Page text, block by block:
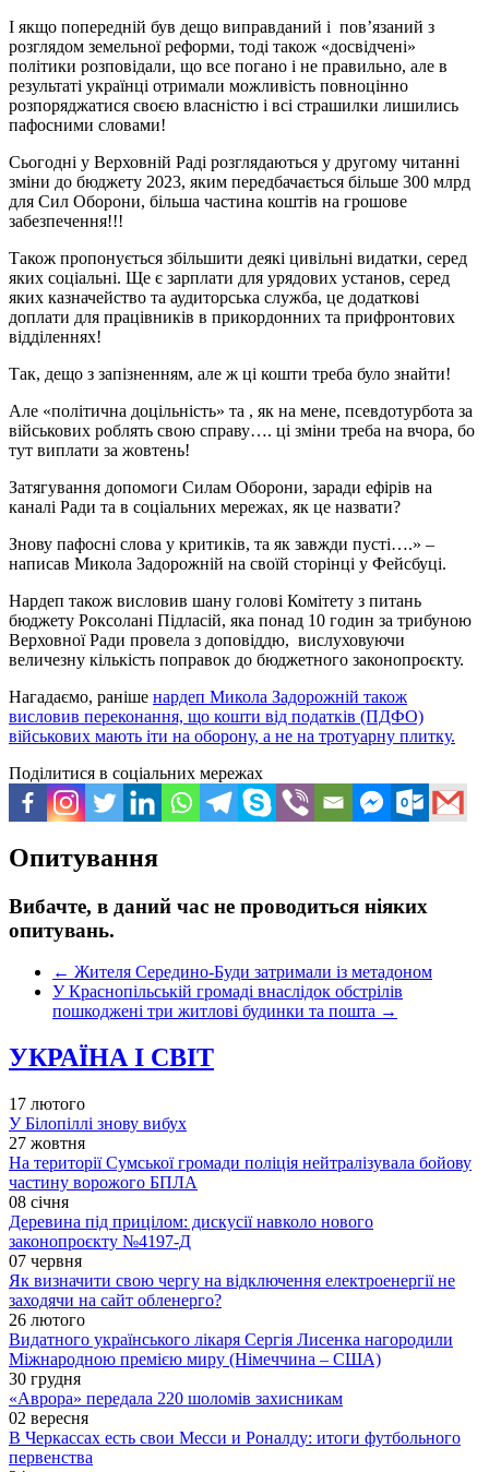
І якщо попередній був дещо виправданий і повʼязаний з
розглядом земельної реформи, тоді також «досвідчені»
політики розповідали, що все погано і не правильно, але в
результаті українці отримали можливість повноцінно
розпоряджатися своєю власністю і всі страшилки лишились
пафосними словами!
Сьогодні у Верховній Раді розглядаються у другому читанні
зміни до бюджету 2023, яким передбачається більше 300 млрд
для Сил Оборони, більша частина коштів на грошове
забезпечення!!!
Також пропонується збільшити деякі цивільні видатки, серед
яких соціальні. Ще є зарплати для урядових установ, серед
яких казначейство та аудиторська служба, це додаткові
доплати для працівників в прикордонних та прифронтових
відділеннях!
Так, дещо з запізненням, але ж ці кошти треба було знайти!
Але «політична доцільність» та , як на мене, псевдотурбота за
військових роблять свою справу…. ці зміни треба на вчора, бо
тут виплати за жовтень!
Затягування допомоги Силам Оборони, заради ефірів на
каналі Ради та в соціальних мережах, як це назвати?
Знову пафосні слова у критиків, та як завжди пусті….» –
написав Микола Задорожній на своїй сторінці у Фейсбуці.
Нардеп також висловив шану голові Комітету з питань
бюджету Роксолані Підласій, яка понад 10 годин за трибуною
Верховної Ради провела з доповіддю, вислуховуючи
величезну кількість поправок до бюджетного законопроєкту.
Нагадаємо, раніше нардеп Микола Задорожній також
висловив переконання, що кошти від податків (ПДФО)
військових мають іти на оборону, а не на тротуарну плитку.
Поділитися в соціальних мережах
Опитування
Вибачте, в даний час не проводиться ніяких
опитувань.
← Жителя Середино-Буди затримали із метадоном
У Краснопільській громаді внаслідок обстрілів
пошкоджені три житлові будинки та пошта →
УКРАЇНА І СВІТ
17 лютого
У Білопіллі знову вибух
27 жовтня
На території Сумської громади поліція нейтралізувала бойову
частину ворожого БПЛА
08 січня
Деревина під прицілом: дискусії навколо нового
законопроєкту №4197-Д
07 червня
Як визначити свою чергу на відключення електроенергії не
заходячи на сайт обленерго?
26 лютого
Видатного українського лікаря Сергія Лисенка нагородили
Міжнародною премією миру (Німеччина – США)
30 грудня
«Аврора» передала 220 шоломів захисникам
02 вересня
В Черкассах есть свои Месси и Роналду: итоги футбольного
первенства